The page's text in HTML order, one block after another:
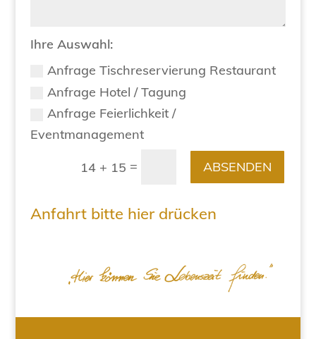
Ihre Auswahl:
Anfrage Tischreservierung Restaurant
Anfrage Hotel / Tagung
Anfrage Feierlichkeit /
Eventmanagement
14 + 15 = ABSENDEN
Anfahrt bitte hier drücken